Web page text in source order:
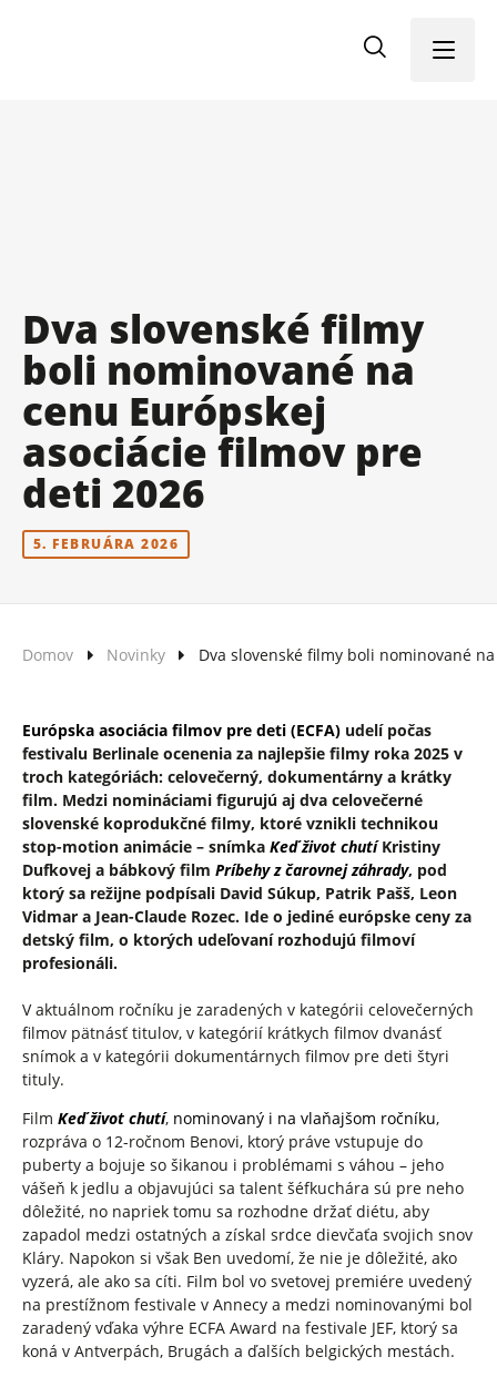
Menu
Dva slovenské filmy
boli nominované na
cenu Európskej
asociácie filmov pre
deti 2026
5. FEBRUÁRA 2026
Domov Novinky Dva slovenské filmy boli nominované
Európska asociácia filmov pre deti (ECFA) udelí počas
festivalu Berlinale ocenenia za najlepšie filmy roka 2025 v
troch kategóriách: celovečerný, dokumentárny a krátky
film. Medzi nomináciami figurujú aj dva celovečerné
slovenské koprodukčné filmy, ktoré vznikli technikou
stop-motion animácie – snímka Keď život chutíKristiny
Dufkovej a bábkový film Príbehy z čarovnej záhrady, pod
ktorý sa režijne podpísali David Súkup, Patrik Pašš, Leon
Vidmar a Jean-Claude Rozec. Ide o jediné európske ceny za
detský film, o ktorých udeľovaní rozhodujú filmoví
profesionáli.
V aktuálnom ročníku je zaradených v kategórii celovečerných
filmov pätnásť titulov, v kategórií krátkych filmov dvanásť
snímok a v kategórii dokumentárnych filmov pre deti štyri
tituly.
Film Keď život chutí, nominovaný i na vlaňajšom ročníku,
rozpráva o 12-ročnom Benovi, ktorý práve vstupuje do
puberty a bojuje so šikanou i problémami s váhou – jeho
vášeň k jedlu a objavujúci sa talent šéfkuchára sú pre neho
dôležité, no napriek tomu sa rozhodne držať diétu, aby
zapadol medzi ostatných a získal srdce dievčaťa svojich snov
Kláry. Napokon si však Ben uvedomí, že nie je dôležité, ako
vyzerá, ale ako sa cíti. Film bol vo svetovej premiére uvedený
na prestížnom festivale v Annecy a medzi nominovanými bol
zaradený vďaka výhre ECFA Award na festivale JEF, ktorý sa
koná v Antverpách, Brugách a ďalších belgických mestách.